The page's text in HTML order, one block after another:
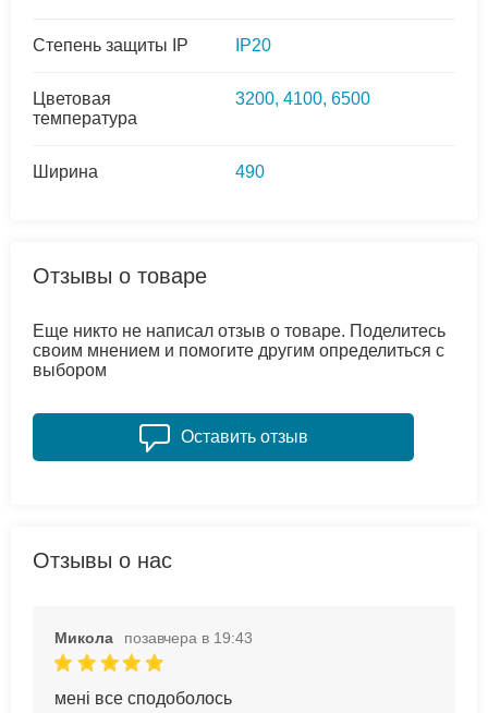
Степень защиты IP IP20
Цветовая
температура
3200, 4100, 6500
Ширина 490
Отзывы о товаре
Еще никто не написал отзыв о товаре. Поделитесь
своим мнением и помогите другим определиться с
выбором
Оставить отзыв
Отзывы о нас
Микола позавчера в 19:43
мені все сподоболось